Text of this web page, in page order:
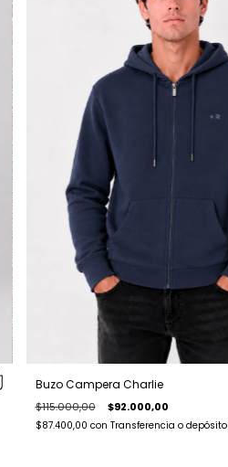
Buzo Campera Charlie
$115.000,00 $92.000,00
$87.400,00 con Transferencia o depósito